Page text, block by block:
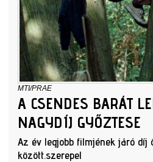
MTI/PRAE
A CSENDES BARÁT
NAGYDÍJ GYŐZTESE
Az év legjobb filmjének járó díj
között.szerepel